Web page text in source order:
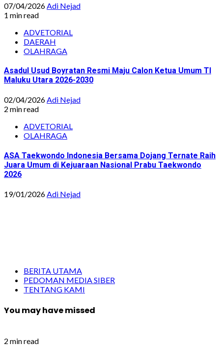
07/04/2026Adi Nejad
1 min read
ADVETORIAL
DAERAH
OLAHRAGA
Asadul Usud Boyratan Resmi Maju Calon Ketua Umum TI
Maluku Utara 2026-2030
02/04/2026Adi Nejad
2 min read
ADVETORIAL
OLAHRAGA
ASA Taekwondo Indonesia Bersama Dojang Ternate Raih
Juara Umum di Kejuaraan Nasional Prabu Taekwondo
2026
19/01/2026Adi Nejad
BERITA UTAMA
PEDOMAN MEDIA SIBER
TENTANG KAMI
You may have missed
2 min read